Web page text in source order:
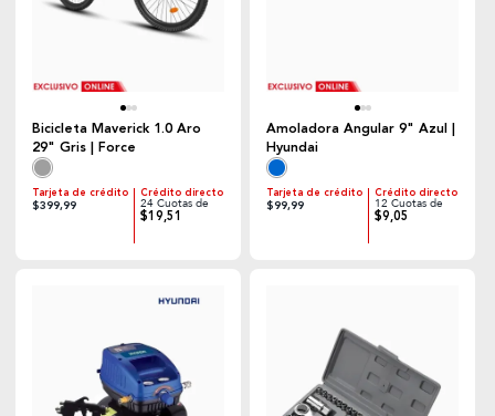
Bicicleta Maverick 1.0 Aro
29" Gris | Force
Tarjeta de crédito
$399,99
Crédito directo
24 Cuotas de
$19,51
Amoladora Angular 9" Azul |
Hyundai
Tarjeta de crédito
$99,99
Crédito directo
12 Cuotas de
$9,05